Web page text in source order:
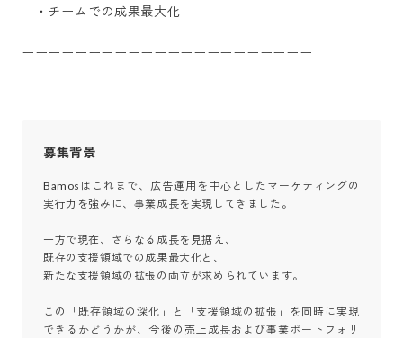
・チームでの成果最大化
ーーーーーーーーーーーーーーーーーーーーーー
募集背景
Bamosはこれまで、広告運用を中心としたマーケティングの
実行力を強みに、事業成長を実現してきました。
一方で現在、さらなる成長を見据え、
既存の支援領域での成果最大化と、
新たな支援領域の拡張の両立が求められています。
この「既存領域の深化」と「支援領域の拡張」を同時に実現
できるかどうかが、今後の売上成長および事業ポートフォリ